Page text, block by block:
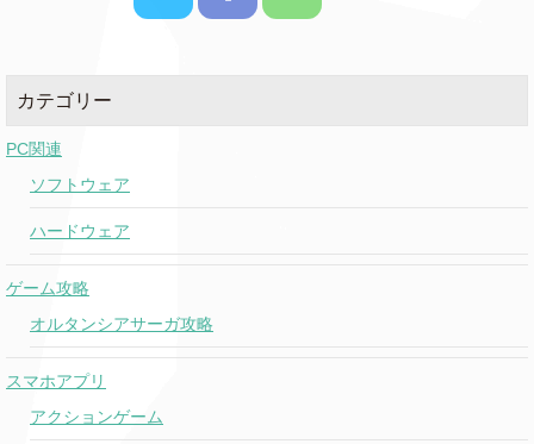
カテゴリー
PC関連
ソフトウェア
ハードウェア
ゲーム攻略
オルタンシアサーガ攻略
スマホアプリ
アクションゲーム